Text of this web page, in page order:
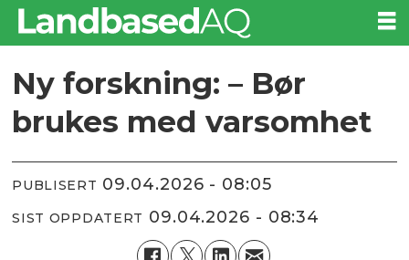
Ny forskning: – Bør
brukes med varsomhet
PUBLISERT 09.04.2026 - 08:05
SIST OPPDATERT 09.04.2026 - 08:34